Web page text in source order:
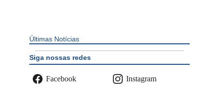
Últimas Notícias
Siga nossas redes
Facebook Instagram